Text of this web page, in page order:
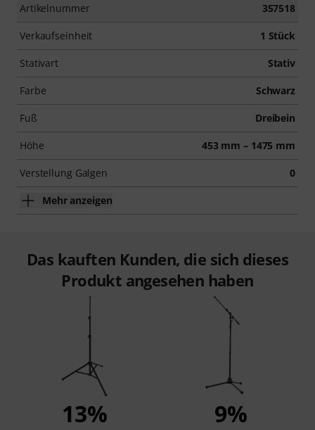
Artikelnummer 357518
Verkaufseinheit 1 Stück
Stativart Stativ
Farbe Schwarz
Fuß Dreibein
Höhe 453 mm – 1475 mm
Verstellung Galgen 0
Mehr anzeigen
Das kauften Kunden, die sich dieses
Produkt angesehen haben
13% 9%